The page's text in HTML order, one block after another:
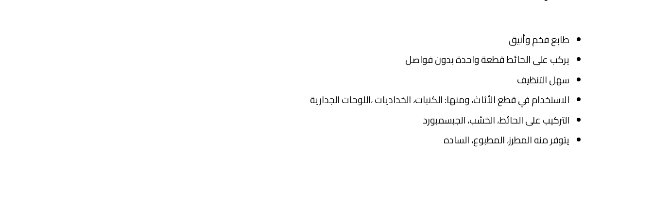
طابع فخم وأنيق
يركب على الحائط قطعة واحدة بدون فواصل
سهل التنظيف
الاستخدام في قطع الأثاث، ومنها: الكنبات، الخداديات ،اللوحات الجدارية
التركيب على الحائط، الخشب، الجبسمبورد
يتوفر منه المطرز، المطبوع، الساده